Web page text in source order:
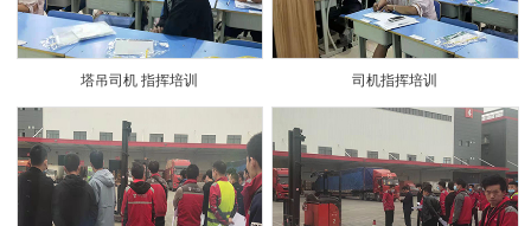
塔吊司机 指挥培训 司机指挥培训